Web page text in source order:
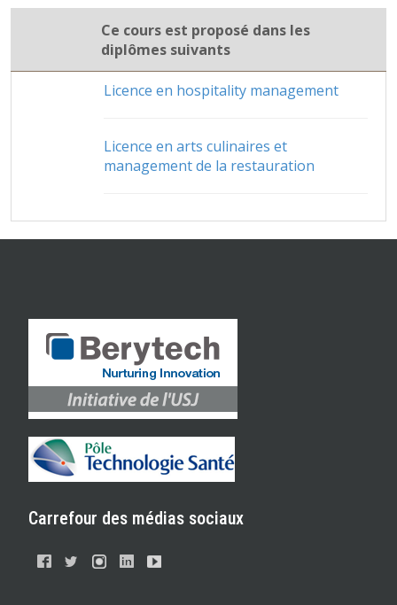
Ce cours est proposé dans les
diplômes suivants
Licence en hospitality management
Licence en arts culinaires et
management de la restauration
Carrefour des médias sociaux